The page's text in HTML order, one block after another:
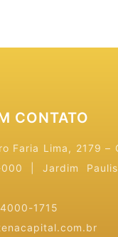
CONTATO
Faria Lima, 2179 –
000 | Jardim
1715